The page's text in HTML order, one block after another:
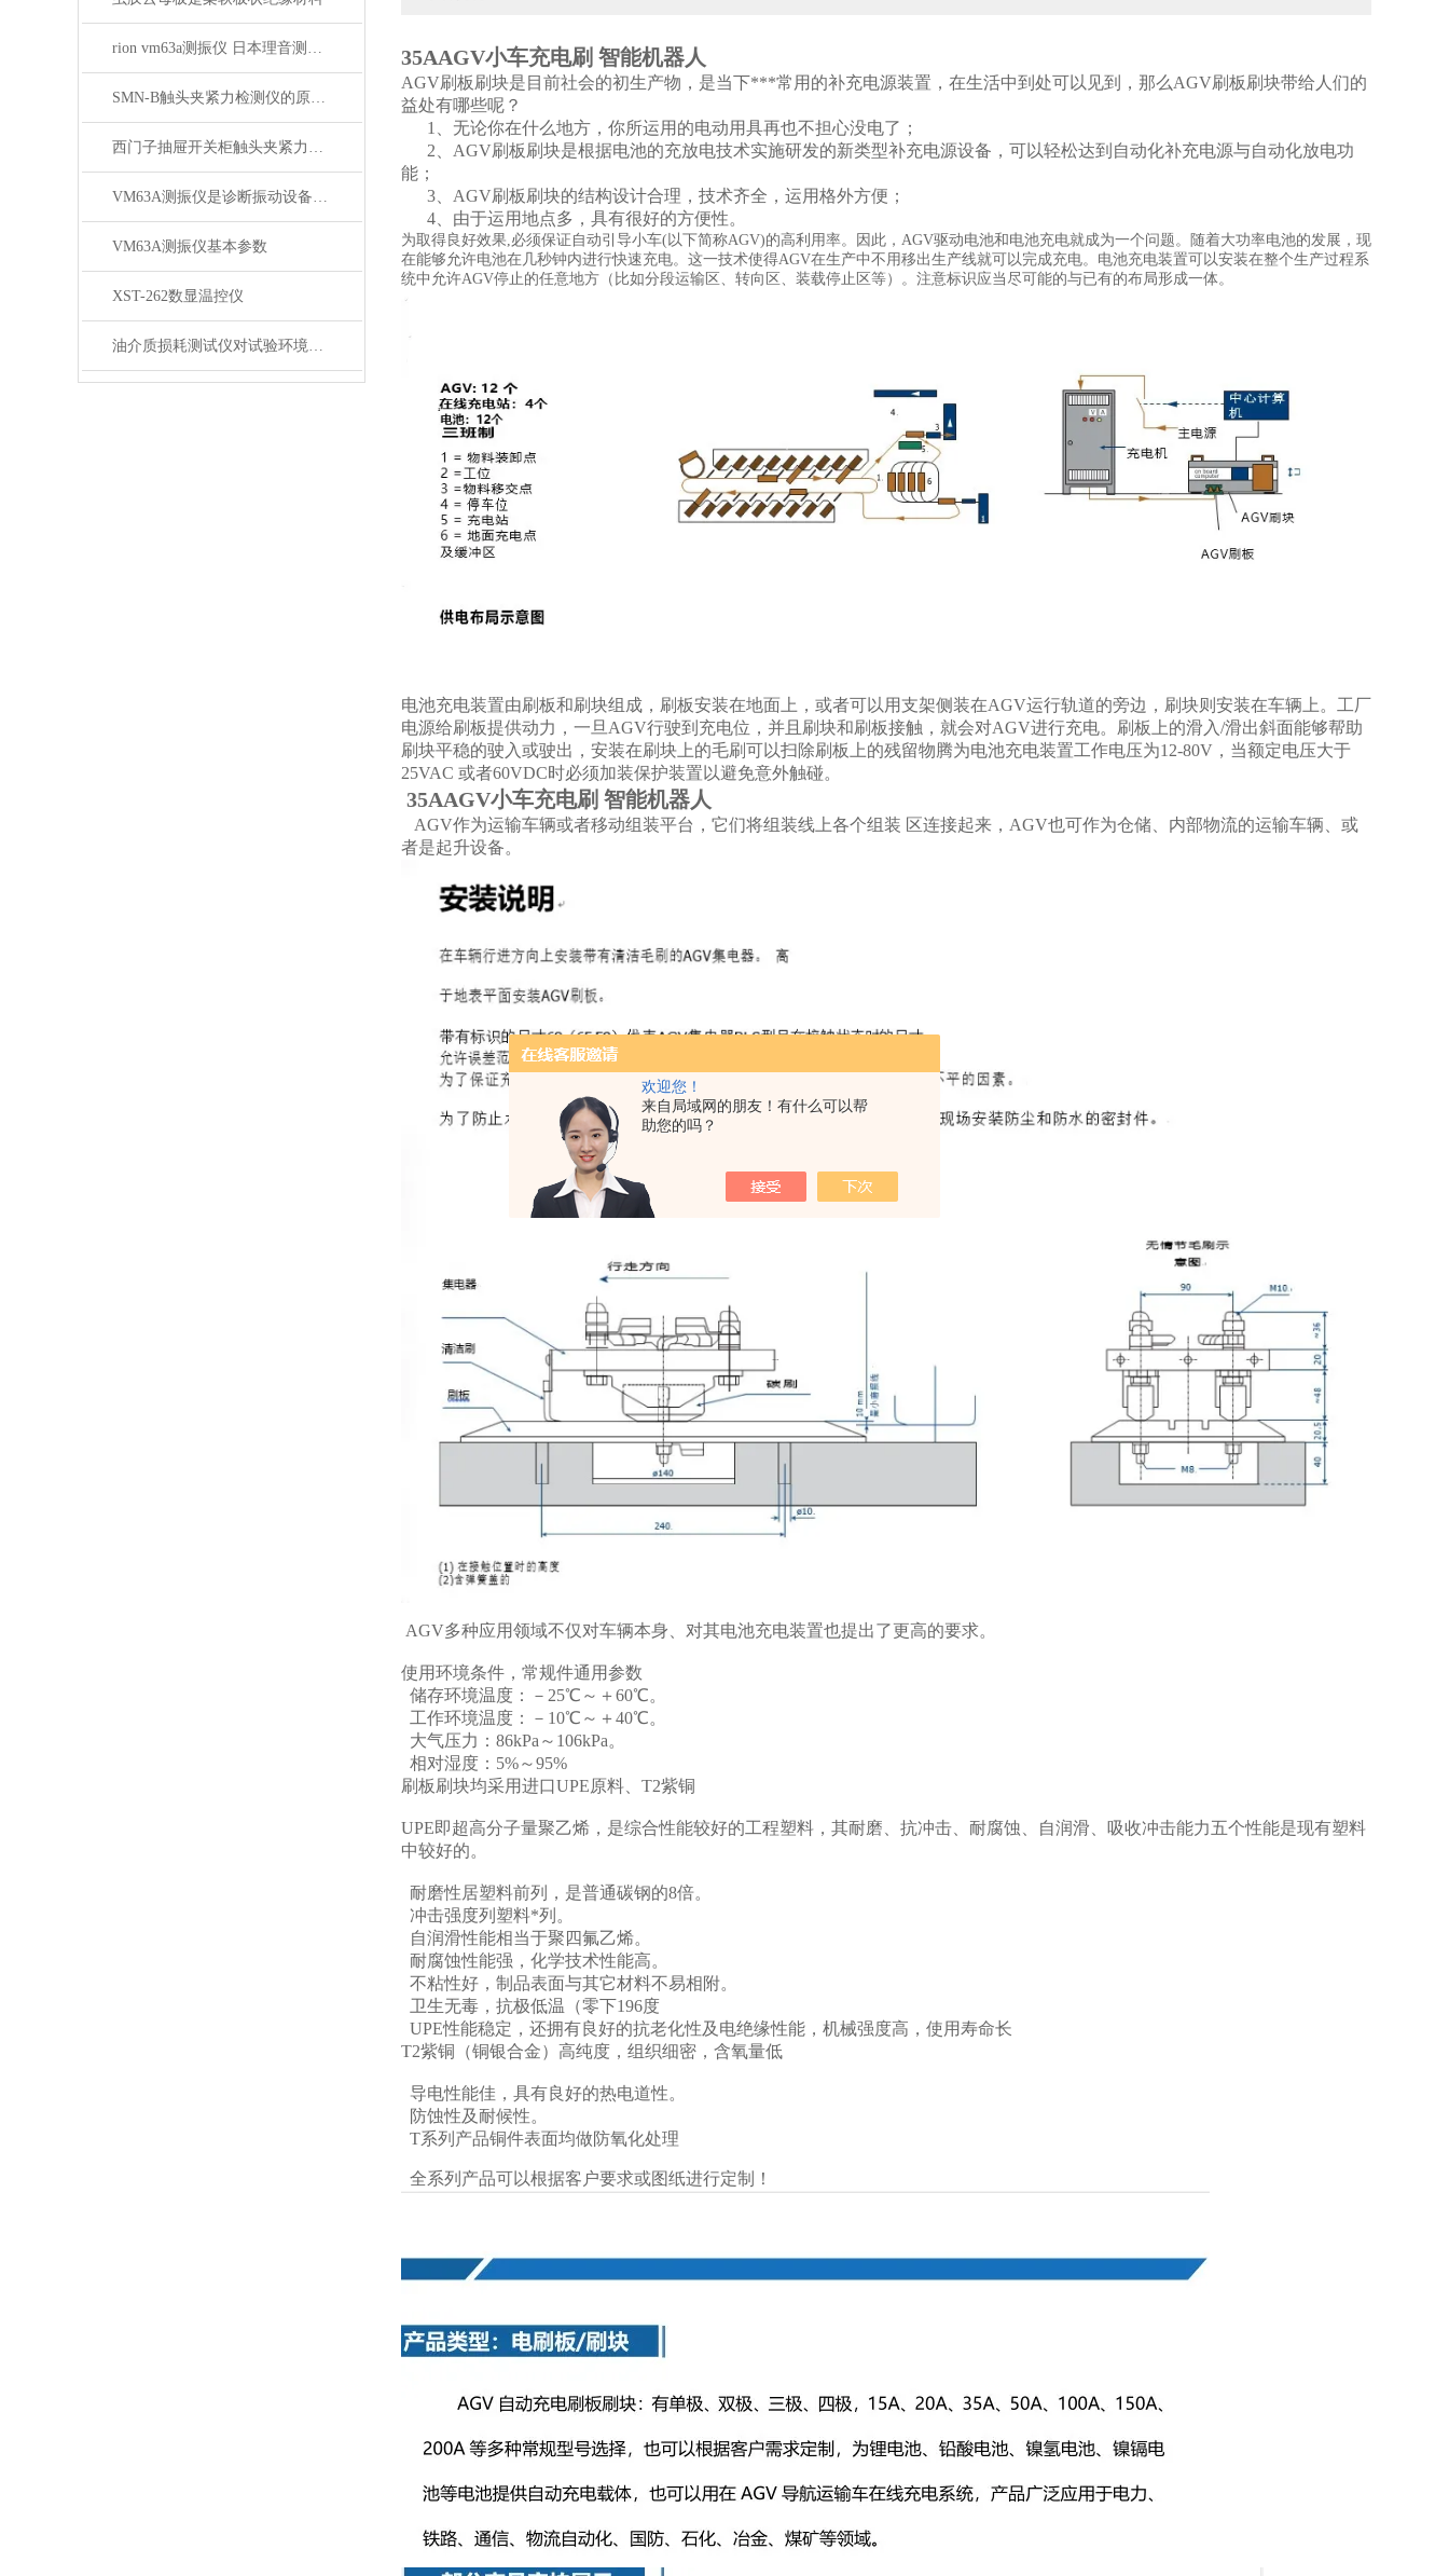
欢迎您！
来自局域网的朋友！有什么可以帮
助您的吗？
rion vm63a测振仪 日本理音测振仪VM63A新型
SMN-B触头夹紧力检测仪的原理与应用
西门子抽屉开关柜触头夹紧力检测仪的组成部分
VM63A测振仪是诊断振动设备的贴心管家
VM63A测振仪基本参数
XST-262数显温控仪
油介质损耗测试仪对试验环境实时进行检测
35AAGV小车充电刷 智能机器人
AGV刷板刷块是目前社会的初生产物，是当下***常用的补充电源装置，在生活中到处可以见到，那么AGV刷板刷块带给人们的
益处有哪些呢？
1、无论你在什么地方，你所运用的电动用具再也不担心没电了；
2、AGV刷板刷块是根据电池的充放电技术实施研发的新类型补充电源设备，可以轻松达到自动化补充电源与自动化放电功
能；
3、AGV刷板刷块的结构设计合理，技术齐全，运用格外方便；
4、由于运用地点多，具有很好的方便性。
为取得良好效果,必须保证自动引导小车(以下简称AGV)的高利用率。因此，AGV驱动电池和电池充电就成为一个问题。随着大功率电池的发展，现
在能够允许电池在几秒钟内进行快速充电。这一技术使得AGV在生产中不用移出生产线就可以完成充电。电池充电装置可以安装在整个生产过程系
统中允许AGV停止的任意地方（比如分段运输区、转向区、装载停止区等）。注意标识应当尽可能的与已有的布局形成一体。
电池充电装置由刷板和刷块组成，刷板安装在地面上，或者可以用支架侧装在AGV运行轨道的旁边，刷块则安装在车辆上。工厂
电源给刷板提供动力，一旦AGV行驶到充电位，并且刷块和刷板接触，就会对AGV进行充电。刷板上的滑入/滑出斜面能够帮助
刷块平稳的驶入或驶出，安装在刷块上的毛刷可以扫除刷板上的残留物腾为电池充电装置工作电压为12-80V，当额定电压大于
25VAC 或者60VDC时必须加装保护装置以避免意外触碰。
35AAGV小车充电刷 智能机器人
AGV作为运输车辆或者移动组装平台，它们将组装线上各个组装 区连接起来，AGV也可作为仓储、内部物流的运输车辆、或
者是起升设备。
AGV多种应用领域不仅对车辆本身、对其电池充电装置也提出了更高的要求。
使用环境条件，常规件通用参数
储存环境温度：－25℃～＋60℃。
工作环境温度：－10℃～＋40℃。
大气压力：86kPa～106kPa。
相对湿度：5%～95%
刷板刷块均采用进口UPE原料、T2紫铜
UPE即超高分子量聚乙烯，是综合性能较好的工程塑料，其耐磨、抗冲击、耐腐蚀、自润滑、吸收冲击能力五个性能是现有塑料
中较好的。
耐磨性居塑料前列，是普通碳钢的8倍。
冲击强度列塑料*列。
自润滑性能相当于聚四氟乙烯。
耐腐蚀性能强，化学技术性能高。
不粘性好，制品表面与其它材料不易相附。
卫生无毒，抗极低温（零下196度
UPE性能稳定，还拥有良好的抗老化性及电绝缘性能，机械强度高，使用寿命长
T2紫铜（铜银合金）高纯度，组织细密，含氧量低
导电性能佳，具有良好的热电道性。
防蚀性及耐候性。
T系列产品铜件表面均做防氧化处理
全系列产品可以根据客户要求或图纸进行定制！